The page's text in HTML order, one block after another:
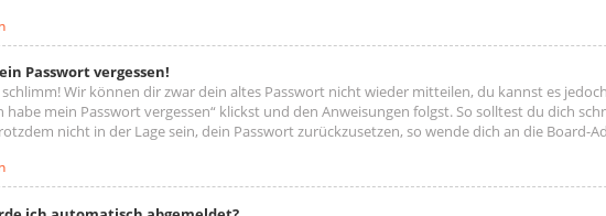
Passwort vergessen!
Wir können dir zwar dein altes Passwort nicht wieder mitteilen, du kannst es
habe mein Passwort vergessen“ klickst und den Anweisungen folgst. So solltest du dich
nicht in der Lage sein, dein Passwort zurückzusetzen, so wende dich an die Board-